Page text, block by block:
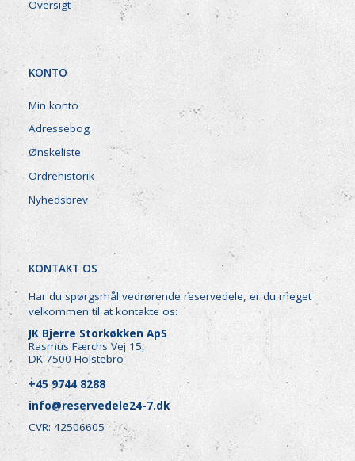
Oversigt
KONTO
Min konto
Adressebog
Ønskeliste
Ordrehistorik
Nyhedsbrev
KONTAKT OS
Har du spørgsmål vedrørende reservedele, er du meget
velkommen til at kontakte os:
JK Bjerre Storkøkken ApS
Rasmus Færchs Vej 15,
DK-7500 Holstebro
+45 9744 8288
info@reservedele24-7.dk
CVR: 42506605